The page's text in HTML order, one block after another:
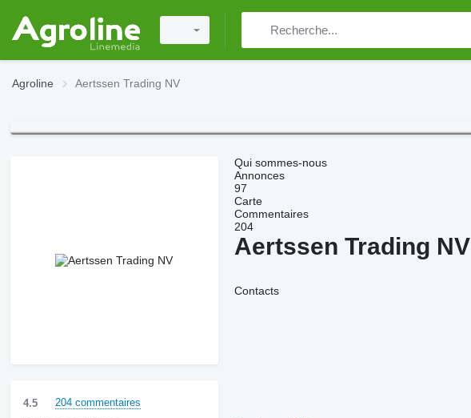
Agroline Aertssen Trading NV
4.5 204 commentaires
Qui sommes-nous
Annonces
97
Carte
Commentaires
204
Aertssen Trading NV
Contacts